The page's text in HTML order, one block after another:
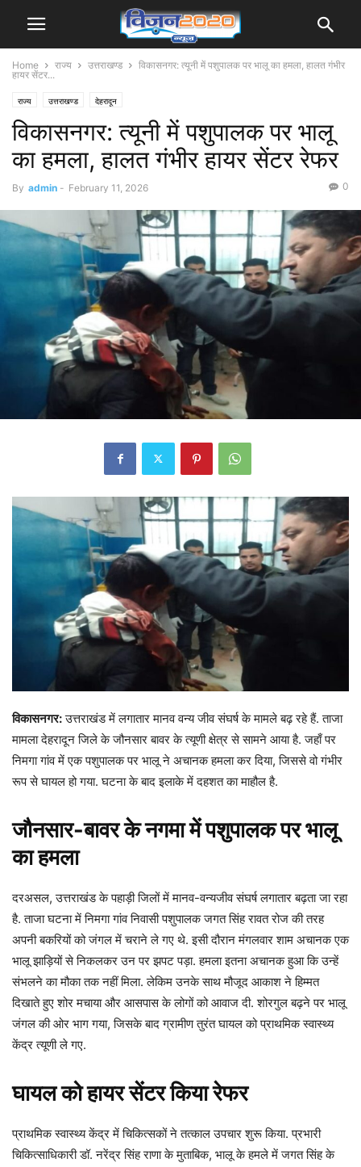
Home राज्य उत्तराखण्ड
विकासनगर: त्यूनी में पशुपालक पर भालू का हमला, हालत गंभीर
हायर सेंटर...
राज्य उत्तराखण्ड देहरादून
विकासनगर: त्यूनी में पशुपालक पर भालू
का हमला, हालत गंभीर हायर सेंटर रेफर
By admin - February 11, 2026 0
विकासनगर:उत्तराखंड में लगातार मानव वन्य जीव संघर्ष के मामले बढ़ रहे हैं. ताजा
मामला देहरादून जिले के जौनसार बावर के त्यूणी क्षेत्र से सामने आया है. जहाँ पर
निमगा गांव में एक पशुपालक पर भालू ने अचानक हमला कर दिया, जिससे वो गंभीर
रूप से घायल हो गया. घटना के बाद इलाके में दहशत का माहौल है.
जौनसार-बावर के नगमा में पशुपालक पर भालू
का हमला
दरअसल, उत्तराखंड के पहाड़ी जिलों में मानव-वन्यजीव संघर्ष लगातार बढ़ता जा रहा
है. ताजा घटना में निमगा गांव निवासी पशुपालक जगत सिंह रावत रोज की तरह
अपनी बकरियों को जंगल में चराने ले गए थे. इसी दौरान मंगलवार शाम अचानक एक
भालू झाड़ियों से निकलकर उन पर झपट पड़ा. हमला इतना अचानक हुआ कि उन्हें
संभलने का मौका तक नहीं मिला. लेकिम उनके साथ मौजूद आकाश ने हिम्मत
दिखाते हुए शोर मचाया और आसपास के लोगों को आवाज दी. शोरगुल बढ़ने पर भालू
जंगल की ओर भाग गया, जिसके बाद ग्रामीण तुरंत घायल को प्राथमिक स्वास्थ्य
केंद्र त्यूणी ले गए.
घायल को हायर सेंटर किया रेफर
प्राथमिक स्वास्थ्य केंद्र में चिकित्सकों ने तत्काल उपचार शुरू किया. प्रभारी
चिकित्साधिकारी डॉ. नरेंद्र सिंह राणा के मुताबिक, भालू के हमले में जगत सिंह के